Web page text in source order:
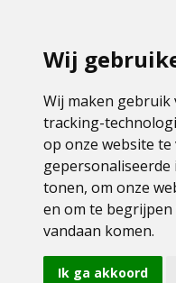
Wij
Wij maken gebruik
tracking-
op onze website
tonen, om onze
en om te
vandaan komen.
Ik ga akkoord